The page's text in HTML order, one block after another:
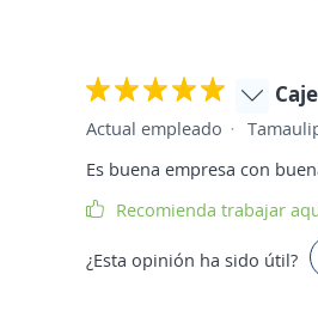
Actual empleado
Es buena empresa con
Recomienda trabajar
¿Esta opinión ha sido útil?